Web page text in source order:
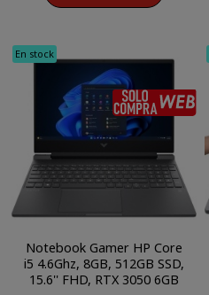
En stock
Notebook Gamer HP Core
i5 4.6Ghz, 8GB, 512GB SSD,
15.6'' FHD, RTX 3050 6GB